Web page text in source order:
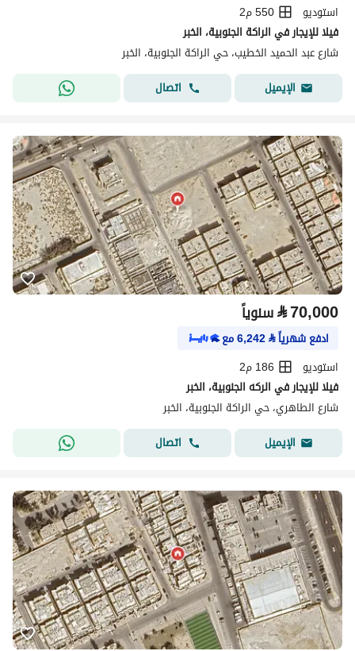
استوديو
550 م2
فيلا للإيجار في الراكة الجنوبية، الخبر
شارع عبد الحميد الخطيب، حي الراكة الجنوبية، الخبر
الإيميل
اتصال
⃁70,000 سنوياً
ادفع شهرياً⃁
6,242مع
استوديو
186 م2
فيلا للإيجار في الركه الجنوبية، الخبر
شارع الطاهري، حي الراكة الجنوبية، الخبر
الإيميل
اتصال